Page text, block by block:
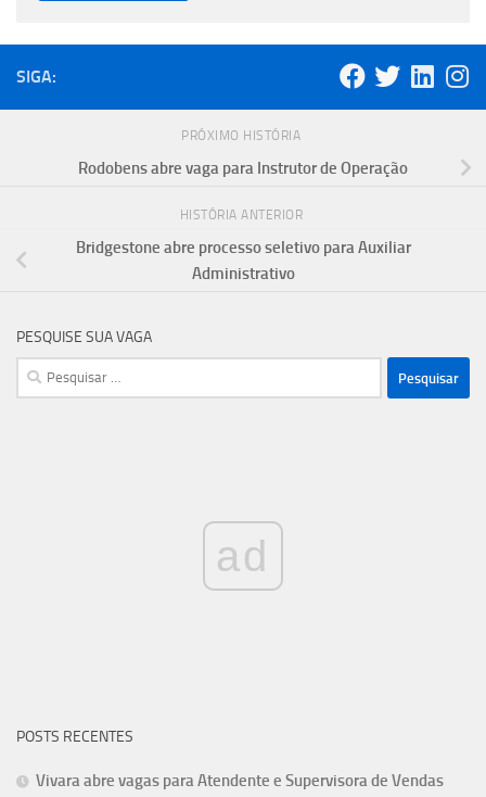
SIGA:
PRÓXIMO HISTÓRIA
Rodobens abre vaga para Instrutor de Operação
HISTÓRIA ANTERIOR
Bridgestone abre processo seletivo para Auxiliar
Administrativo
PESQUISE SUA VAGA
Pesquisar
por:
ad
POSTS RECENTES
Vivara abre vagas para Atendente e Supervisora de Vendas